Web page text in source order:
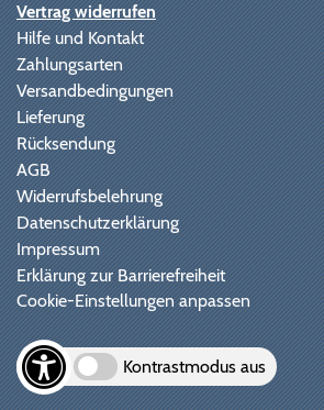
Vertrag widerrufen
Hilfe und Kontakt
Zahlungsarten
Versandbedingungen
Lieferung
Rücksendung
AGB
Widerrufsbelehrung
Datenschutzerklärung
Impressum
Erklärung zur Barrierefreiheit
Cookie-Einstellungen anpassen
Kontrastmodus aus